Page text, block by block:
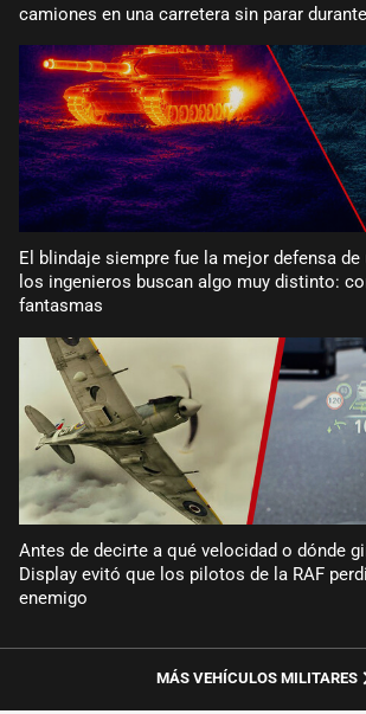
camiones en una carretera sin parar
El blindaje siempre fue la mejor defensa de
los ingenieros buscan algo muy distinto:
fantasmas
Antes de decirte a qué velocidad o dónde
Display evitó que los pilotos de la RAF
enemigo
MÁS VEHÍCULOS MILITARES